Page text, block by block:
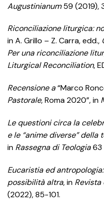
Augustinianum59 (2019),
Riconciliazione liturgica:
in A. Grillo – Z. Carra, edd.,
Per una riconciliazione
Liturgical Reconciliation,
Recensione a“Marco
Pastorale, Roma 2020”, in
Le questioni circa la
e le “anime diverse”
in Rassegna di Teologia63
Eucaristia ed
possibilità altra, in Revista
(2022), 85-101.